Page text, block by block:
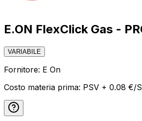
E.ON FlexClick Gas -
VARIABILE
Fornitore: E On
Costo materia prima: PSV + 0.08 €/